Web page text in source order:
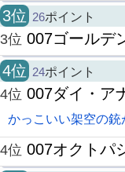
3位 26ポイント
3位 007ゴールデ
4位 24ポイント
4位 007ダイ・ア
かっこいい架空の
4位 007オクトパ